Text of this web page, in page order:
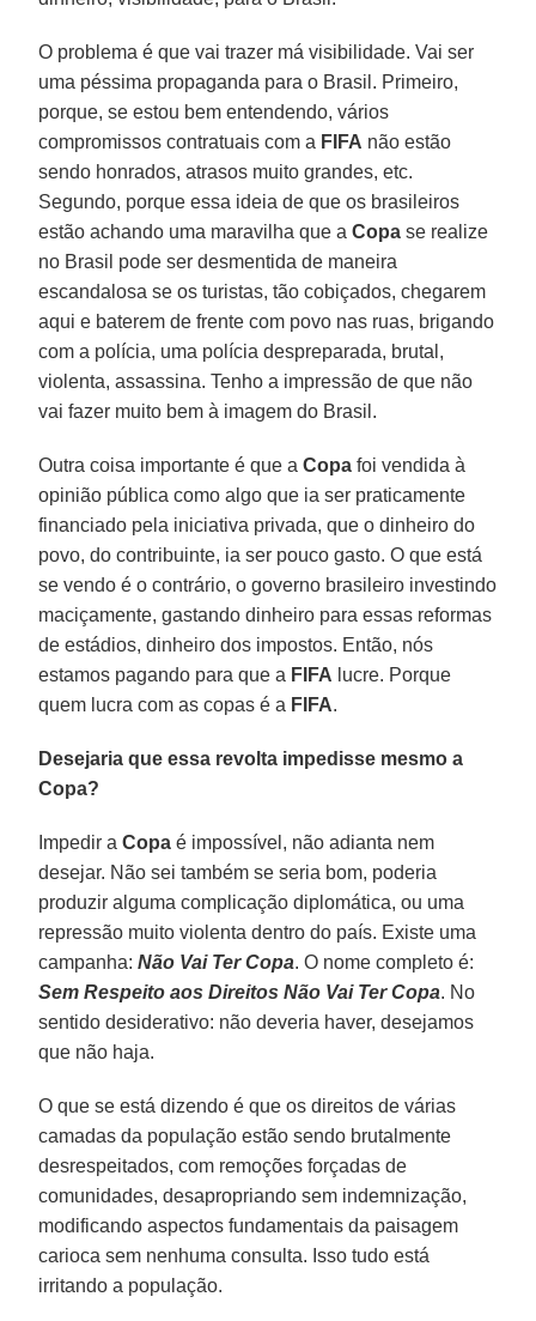
O problema é que vai trazer má visibilidade. Vai ser
uma péssima propaganda para o Brasil. Primeiro,
porque, se estou bem entendendo, vários
compromissos contratuais com a FIFA não estão
sendo honrados, atrasos muito grandes, etc.
Segundo, porque essa ideia de que os brasileiros
estão achando uma maravilha que aCopa se realize
no Brasil pode ser desmentida de maneira
escandalosa se os turistas, tão cobiçados, chegarem
aqui e baterem de frente com povo nas ruas, brigando
com a polícia, uma polícia despreparada, brutal,
violenta, assassina. Tenho a impressão de que não
vai fazer muito bem à imagem do Brasil.
Outra coisa importante é que aCopa foi vendida à
opinião pública como algo que ia ser praticamente
financiado pela iniciativa privada, que o dinheiro do
povo, do contribuinte, ia ser pouco gasto. O que está
se vendo é o contrário, o governo brasileiro investindo
maciçamente, gastando dinheiro para essas reformas
de estádios, dinheiro dos impostos. Então, nós
estamos pagando para que a FIFA lucre. Porque
quem lucra com as copas é a FIFA.
Desejaria que essa revolta impedisse mesmo a
Copa?
Impedir aCopa é impossível, não adianta nem
desejar. Não sei também se seria bom, poderia
produzir alguma complicação diplomática, ou uma
repressão muito violenta dentro do país. Existe uma
campanha:Não Vai Ter Copa. O nome completo é:
Sem Respeito aos Direitos Não Vai Ter Copa. No
sentido desiderativo: não deveria haver, desejamos
que não haja.
O que se está dizendo é que os direitos de várias
camadas da população estão sendo brutalmente
desrespeitados, com remoções forçadas de
comunidades, desapropriando sem indemnização,
modificando aspectos fundamentais da paisagem
carioca sem nenhuma consulta. Isso tudo está
irritando a população.